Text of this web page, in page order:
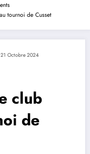
tournoi de Cusset
21 Octobre 2024
club
de